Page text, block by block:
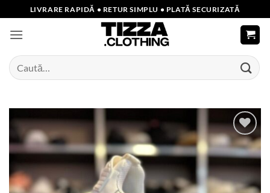
to
content
LIVRARE RAPIDĂ • RETUR SIMPLU • PLATĂ SECURIZATĂ
Caută
după:
Add to
wishlist